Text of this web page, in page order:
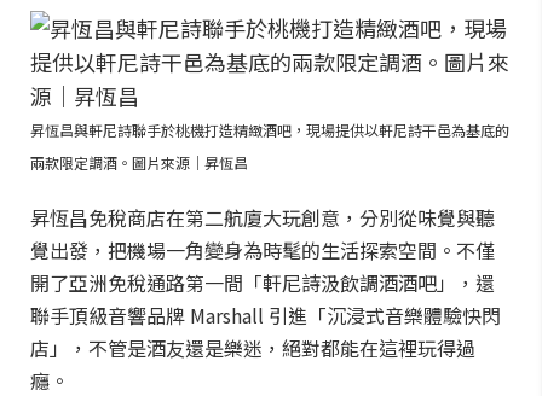
昇恆昌與軒尼詩聯手於桃機打造精緻酒吧，現場提供以軒尼詩干邑為基底的
兩款限定調酒。圖片來源｜昇恆昌
昇恆昌免稅商店在第二航廈大玩創意，分別從味覺與聽
覺出發，把機場一角變身為時髦的生活探索空間。不僅
開了亞洲免稅通路第一間「軒尼詩汲飲調酒酒吧」，還
聯手頂級音響品牌 Marshall 引進「沉浸式音樂體驗快閃
店」，不管是酒友還是樂迷，絕對都能在這裡玩得過
癮。